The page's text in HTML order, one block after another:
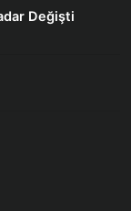
Değişti